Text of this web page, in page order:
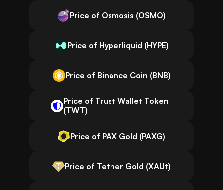
Price of Osmosis (OSMO)
Price of Hyperliquid (HYPE)
Price of Binance Coin (BNB)
Price of Trust Wallet Token
(TWT)
Price of PAX Gold (PAXG)
Price of Tether Gold (XAUt)